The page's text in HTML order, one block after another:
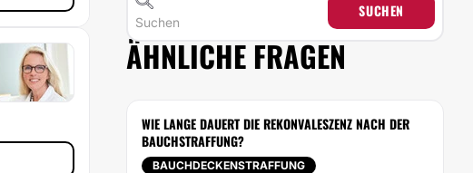
SUCHEN
ÄHNLICHE FRAGEN
WIE LANGE DAUERT DIE REKONVALESZENZ NACH DER
BAUCHSTRAFFUNG?
BAUCHDECKENSTRAFFUNG